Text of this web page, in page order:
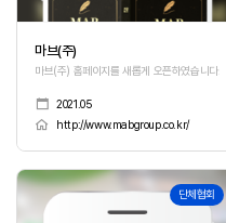
마브(주)
마브(주) 홈페이지를 새롭게 오픈하였습니다.
2021.05
http://www.mabgroup.co.kr/
351 단체협회